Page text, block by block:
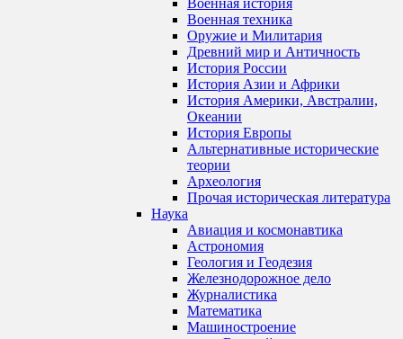
Военная история
Военная техника
Оружие и Милитария
Древний мир и Античность
История России
История Азии и Африки
История Америки, Австралии,
Океании
История Европы
Альтернативные исторические
теории
Археология
Прочая историческая литература
Наука
Авиация и космонавтика
Астрономия
Геология и Геодезия
Железнодорожное дело
Журналистика
Математика
Машиностроение